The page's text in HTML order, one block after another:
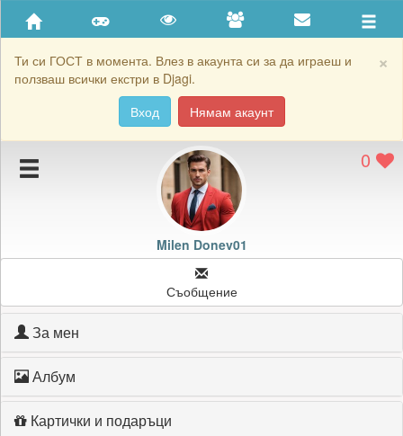
×
Ти си ГОСТ в момента. Влез в акаунта си за да играеш и
ползваш всички екстри в Djagi.
Вход
Нямам акаунт
Приятели
Хронология на игри
Подаръците на Milen Donev01
Картичките на Milen Donev01
Блокирай Milen Donev01
0
Milen Donev01
Съобщение
За мен
Албум
Картички и подаръци